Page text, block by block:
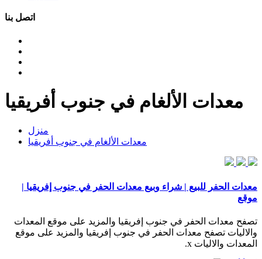
اتصل بنا
معدات الألغام في جنوب أفريقيا
منزل
معدات الألغام في جنوب أفريقيا
معدات الحفر للبيع | شراء وبيع معدات الحفر في جنوب إفريقيا |
موقع
تصفح معدات الحفر في جنوب إفريقيا والمزيد على موقع المعدات
والاليات تصفح معدات الحفر في جنوب إفريقيا والمزيد على موقع
المعدات والاليات x.